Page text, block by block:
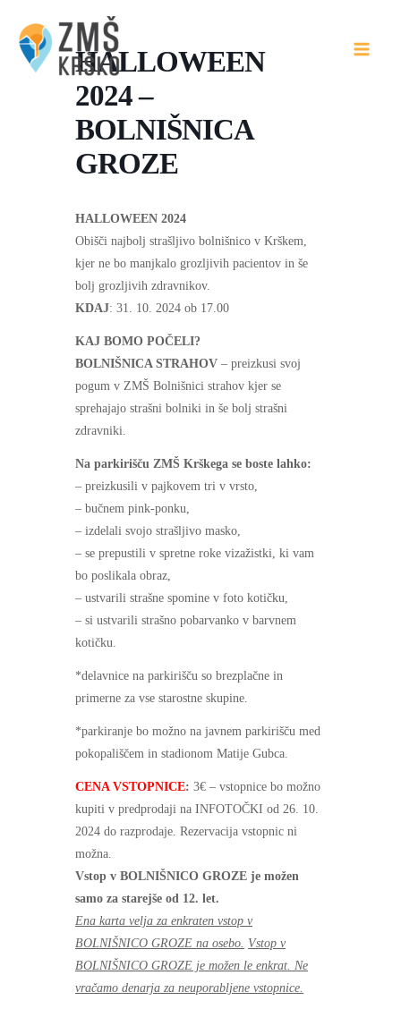
content
HALLOWEEN
2024 –
BOLNIŠNICA
GROZE
HALLOWEEN 2024
Obišči najbolj strašljivo bolnišnico v Krškem,
kjer ne bo manjkalo grozljivih pacientov in še
bolj grozljivih zdravnikov.
KDAJ: 31. 10. 2024 ob 17.00
KAJ BOMO POČELI?
BOLNIŠNICA STRAHOV – preizkusi svoj
pogum v ZMŠ Bolnišnici strahov kjer se
sprehajajo strašni bolniki in še bolj strašni
zdravniki.
Na parkirišču ZMŠ Krškega se boste lahko:
– preizkusili v pajkovem tri v vrsto,
– bučnem pink-ponku,
– izdelali svojo strašljivo masko,
– se prepustili v spretne roke vizažistki, ki vam
bo poslikala obraz,
– ustvarili strašne spomine v foto kotičku,
– si ustvarili strašno pobarvanko v barvnem
kotičku.
*delavnice na parkirišču so brezplačne in
primerne za vse starostne skupine.
*parkiranje bo možno na javnem parkirišču med
pokopališčem in stadionom Matije Gubca.
CENA VSTOPNICE: 3€ – vstopnice bo možno
kupiti v predprodaji na INFOTOČKI od 26. 10.
2024 do razprodaje. Rezervacija vstopnic ni
možna.
Vstop v BOLNIŠNICO GROZE je možen
samo za starejše od 12. let.
Ena karta velja za enkraten vstop v
BOLNIŠNICO GROZE na osebo. Vstop v
BOLNIŠNICO GROZE je možen le enkrat. Ne
vračamo denarja za neuporabljene vstopnice.